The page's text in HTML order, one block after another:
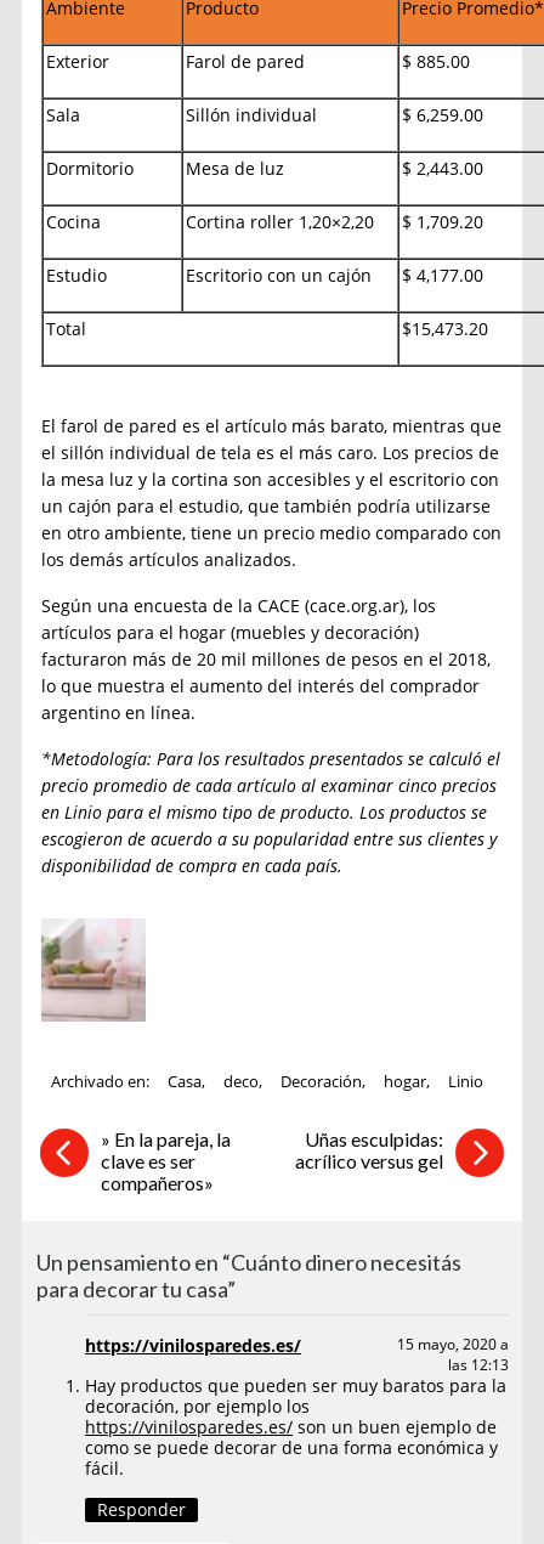
Ambiente Producto Precio Promedio*
Exterior Farol de pared $ 885.00
Sala Sillón individual $ 6,259.00
Dormitorio Mesa de luz $ 2,443.00
Cocina Cortina roller 1,20×2,20 $ 1,709.20
Estudio Escritorio con un cajón $ 4,177.00
Total $15,473.20
El farol de pared es el artículo más barato, mientras que
el sillón individual de tela es el más caro. Los precios de
la mesa luz y la cortina son accesibles y el escritorio con
un cajón para el estudio, que también podría utilizarse
en otro ambiente, tiene un precio medio comparado con
los demás artículos analizados.
Según una encuesta de la CACE (cace.org.ar), los
artículos para el hogar (muebles y decoración)
facturaron más de 20 mil millones de pesos en el 2018,
lo que muestra el aumento del interés del comprador
argentino en línea.
*Metodología:Para los resultados presentados se calculó el
precio promedio de cada artículo al examinar cinco precios
en Linio para el mismo tipo de producto. Los productos se
escogieron de acuerdo a su popularidad entre sus clientes y
disponibilidad de compra en cada país.
Archivado en: Casa, deco, Decoración, hogar, Linio
» En la pareja, la
clave es ser
compañeros»
Uñas esculpidas:
acrílico versus gel
Un pensamiento en “Cuánto dinero necesitás
para decorar tu casa”
https://vinilosparedes.es/
15 mayo, 2020 a
las 12:13
Hay productos que pueden ser muy baratos para la
decoración, por ejemplo los
https://vinilosparedes.es/ son un buen ejemplo de
como se puede decorar de una forma económica y
fácil.
Responder